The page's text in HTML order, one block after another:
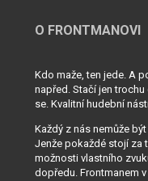
O FRONTMANOVI
Kdo maže, ten jede. A
napřed. Stačí jen
se. Kvalitní hudební
Každý z nás nemůže
Jenže pokaždé stojí za
možnosti vlastního
dopředu. Frontmanem